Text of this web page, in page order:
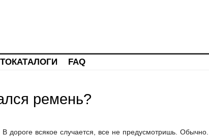
FAQ
ремень?
В дороге всякое случается, все не предусмотришь. Обычно.